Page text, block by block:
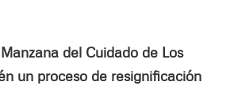
del Cuidado de Los
un proceso de resignificación